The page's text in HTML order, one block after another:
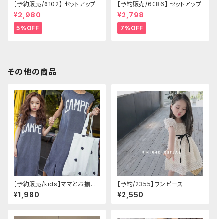
【予約販売/6102】 セットアップ
¥2,980
5%OFF
【予約販売/6086】 セットアップ
¥2,798
7%OFF
その他の商品
【予約販売/kids】ママとお揃い
ワンピース
¥1,980
【予約/2355】ワンピース
¥2,550